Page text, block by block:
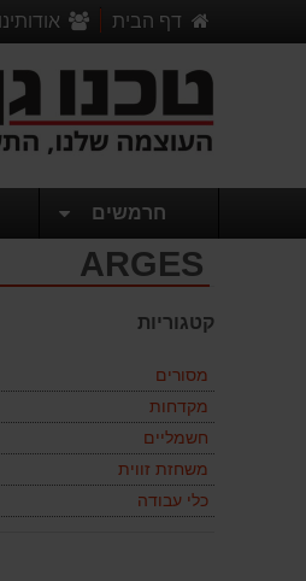
דף הבית אודותינו
חרמשים
ARGES
קטגוריות
מסורים
מקדחות
חשמליים
משחזת זווית
כלי עבודה